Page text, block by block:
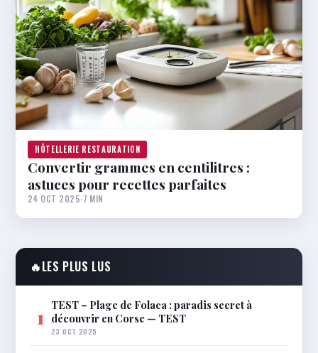
HÔTELLERIE RESTAURATION
Convertir grammes en centilitres :
astuces pour recettes parfaites
24 OCT 2025·7 MIN
🔥LES PLUS LUS
1 TEST – Plage de Folaca : paradis secret à
découvrir en Corse — TEST
23 OCT 2025